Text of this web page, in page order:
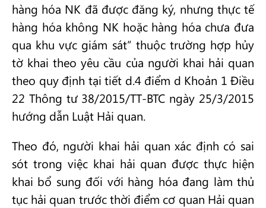
hàng hóa NK đã được đăng ký, nhưng thực tế
hàng hóa không NK hoặc hàng hóa chưa đưa
qua khu vực giám sát” thuộc trường hợp hủy
tờ khai theo yêu cầu của người khai hải quan
theo quy định tại tiết d.4 điểm d Khoản 1 Điều
22 Thông tư 38/2015/TT-BTC ngày 25/3/2015
hướng dẫn Luật Hải quan.
Theo đó, người khai hải quan xác định có sai
sót trong việc khai hải quan được thực hiện
khai bổ sung đối với hàng hóa đang làm thủ
tục hải quan trước thời điểm cơ quan Hải quan